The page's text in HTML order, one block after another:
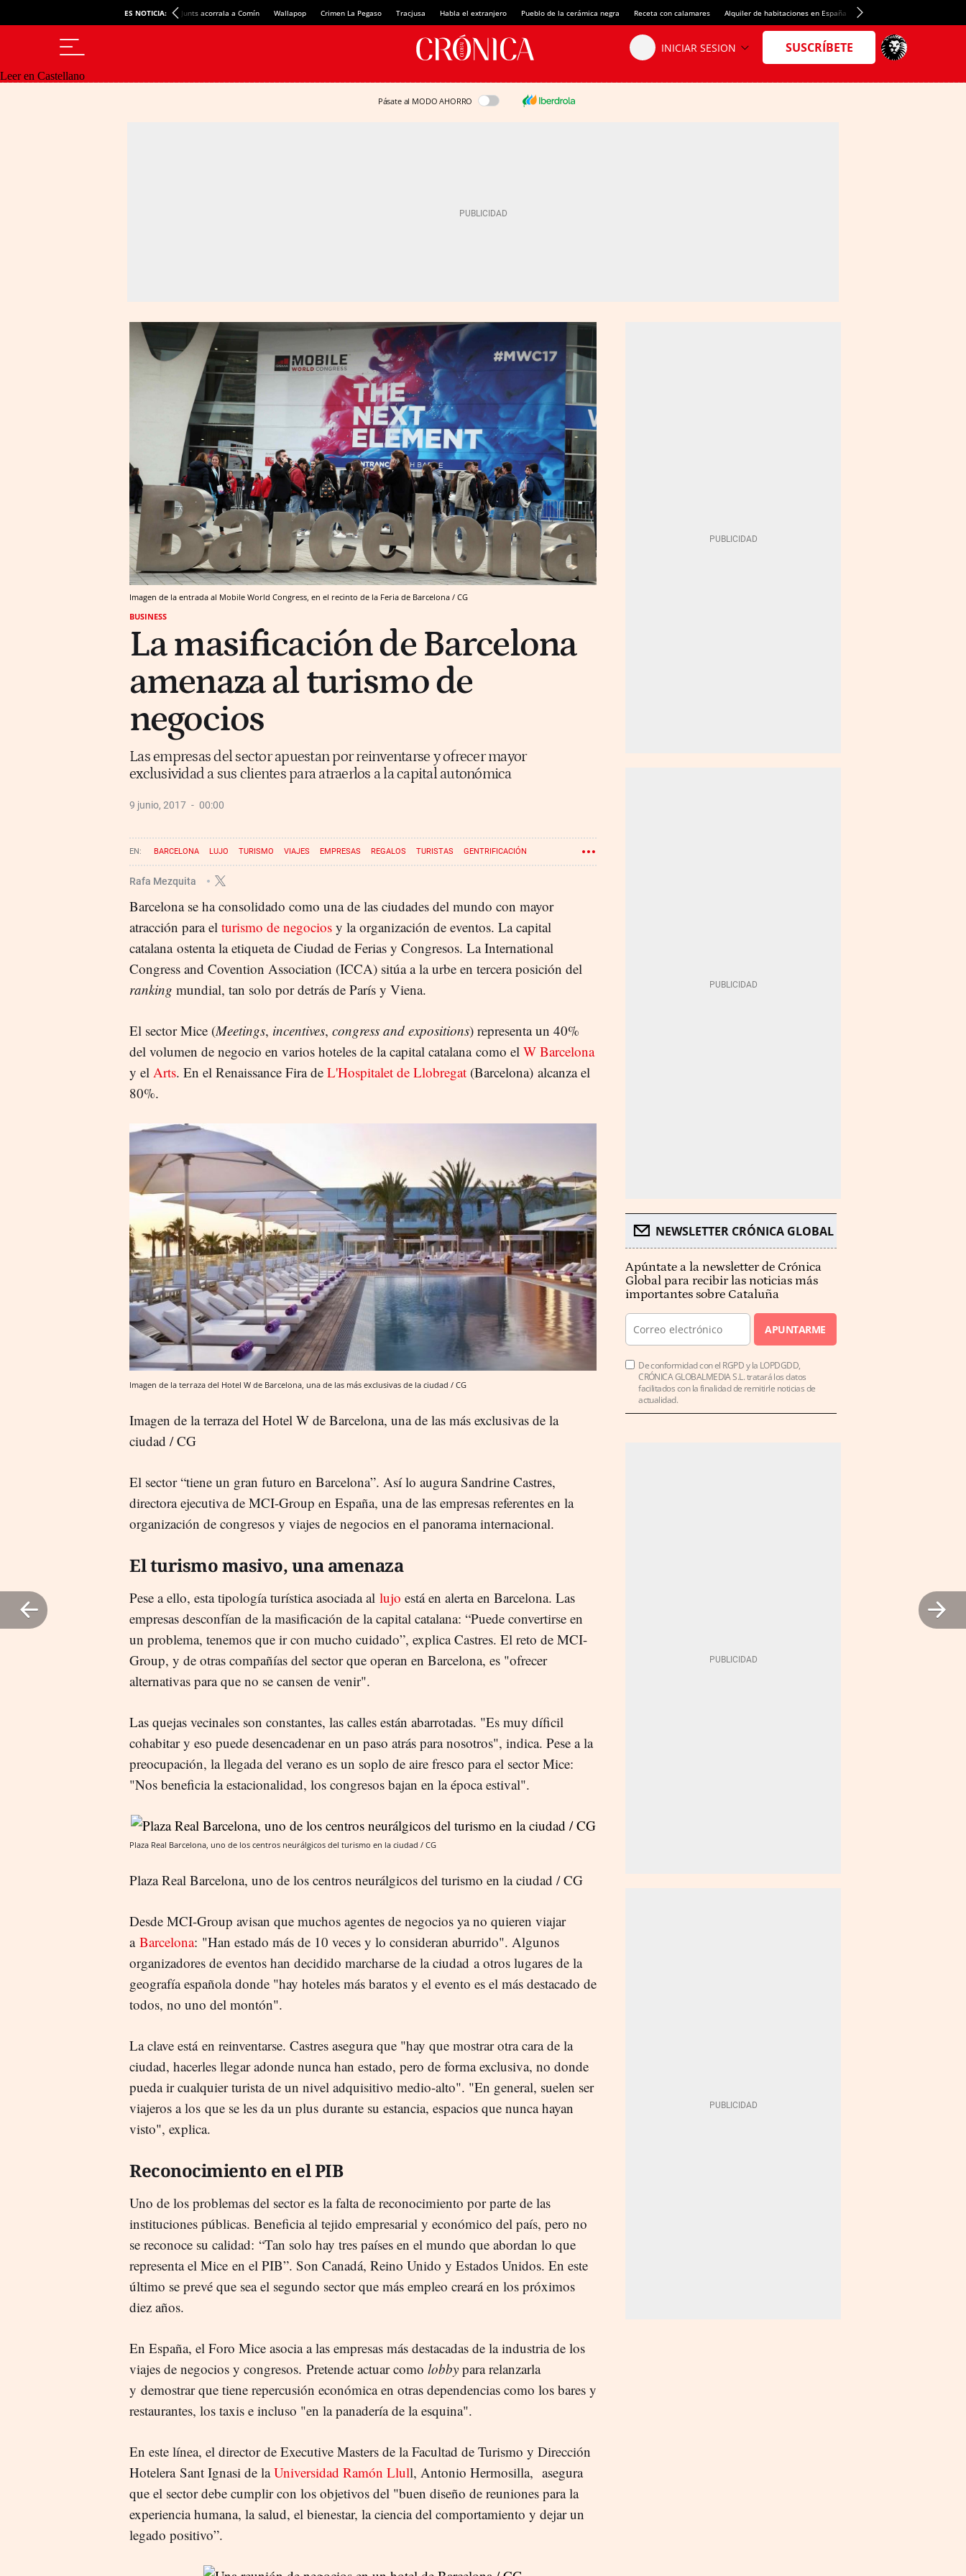
ES NOTICIA: Junts acorrala a Comín Wallapop Crimen La Pegaso Tracjusa Habla el extranjero Pueblo de la cerámica negra Receta con calamares Alquiler de habitaciones en España Crédito del Spotify Camp Nou
Leer en Castellano
Pásate al MODO AHORRO
Imagen de la entrada al Mobile World Congress, en el recinto de la Feria de Barcelona / CG
BUSINESS
La masificación de Barcelona
amenaza al turismo de
negocios
Las empresas del sector apuestan por reinventarse y ofrecer mayor
exclusividad a sus clientes para atraerlos a la capital autonómica
9 junio, 2017 00:00
BARCELONA LUJO TURISMO VIAJES EMPRESAS REGALOS TURISTAS GENTRIFICACIÓN
Rafa Mezquita
Barcelona se ha consolidado como una de las ciudades del mundo con mayor
atracción para el turismo de negocios y la organización de eventos. La capital
catalana ostenta la etiqueta de Ciudad de Ferias y Congresos. La International
Congress and Covention Association (ICCA) sitúa a la urbe en tercera posición del
ranking mundial, tan solo por detrás de París y Viena.
El sector Mice (Meetings, incentives, congress and expositions) representa un 40%
del volumen de negocio en varios hoteles de la capital catalana como el W Barcelona
y el Arts. En el Renaissance Fira de L'Hospitalet de Llobregat (Barcelona) alcanza el
80%.
Imagen de la terraza del Hotel W de Barcelona, una de las más exclusivas de la ciudad / CG
Imagen de la terraza del Hotel W de Barcelona, una de las más exclusivas de la
ciudad / CG
El sector “tiene un gran futuro en Barcelona”. Así lo augura Sandrine Castres,
directora ejecutiva de MCI-Group en España, una de las empresas referentes en la
organización de congresos y viajes de negocios en el panorama internacional.
El turismo masivo, una amenaza
Pese a ello, esta tipología turística asociada al lujo está en alerta en Barcelona. Las
empresas desconfían de la masificación de la capital catalana: “Puede convertirse en
un problema, tenemos que ir con mucho cuidado”, explica Castres. El reto de MCI-
Group, y de otras compañías del sector que operan en Barcelona, es "ofrecer
alternativas para que no se cansen de venir".
Las quejas vecinales son constantes, las calles están abarrotadas. "Es muy díficil
cohabitar y eso puede desencadenar en un paso atrás para nosotros", indica. Pese a la
preocupación, la llegada del verano es un soplo de aire fresco para el sector Mice:
"Nos beneficia la estacionalidad, los congresos bajan en la época estival".
Plaza Real Barcelona, uno de los centros neurálgicos del turismo en la ciudad / CG
Plaza Real Barcelona, uno de los centros neurálgicos del turismo en la ciudad / CG
Desde MCI-Group avisan que muchos agentes de negocios ya no quieren viajar
a Barcelona: "Han estado más de 10 veces y lo consideran aburrido". Algunos
organizadores de eventos han decidido marcharse de la ciudad a otros lugares de la
geografía española donde "hay hoteles más baratos y el evento es el más destacado de
todos, no uno del montón".
La clave está en reinventarse. Castres asegura que "hay que mostrar otra cara de la
ciudad, hacerles llegar adonde nunca han estado, pero de forma exclusiva, no donde
pueda ir cualquier turista de un nivel adquisitivo medio-alto". "En general, suelen ser
viajeros a los que se les da un plus durante su estancia, espacios que nunca hayan
visto", explica.
Reconocimiento en el PIB
Uno de los problemas del sector es la falta de reconocimiento por parte de las
instituciones públicas. Beneficia al tejido empresarial y económico del país, pero no
se reconoce su calidad: “Tan solo hay tres países en el mundo que abordan lo que
representa el Mice en el PIB”. Son Canadá, Reino Unido y Estados Unidos. En este
último se prevé que sea el segundo sector que más empleo creará en los próximos
diez años.
En España, el Foro Mice asocia a las empresas más destacadas de la industria de los
viajes de negocios y congresos. Pretende actuar como lobby para relanzarla
y demostrar que tiene repercusión económica en otras dependencias como los bares y
restaurantes, los taxis e incluso "en la panadería de la esquina".
En este línea, el director de Executive Masters de la Facultad de Turismo y Dirección
Hotelera Sant Ignasi de laUniversidad Ramón Llull, Antonio Hermosilla, asegura
que el sector debe cumplir con los objetivos del "buen diseño de reuniones para la
experiencia humana, la salud, el bienestar, la ciencia del comportamiento y dejar un
legado positivo”.
NEWSLETTER CRÓNICA GLOBAL
Apúntate a la newsletter de Crónica
Global para recibir las noticias más
importantes sobre Cataluña
APUNTARME
De conformidad con el RGPD y la LOPDGDD,
CRÓNICA GLOBALMEDIA S.L. tratará los datos
facilitados con la finalidad de remitirle noticias de
actualidad.